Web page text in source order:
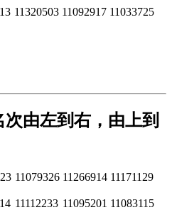
11320503 11092917 11033725
由左到右，由上到
11079326 11266914 11171129
11112233 11095201 11083115